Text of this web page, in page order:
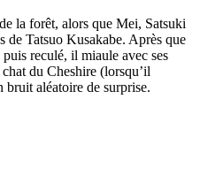
la forêt, alors que Mei, Satsuki
de Tatsuo Kusakabe. Après que
reculé, il miaule avec ses
du Cheshire (lorsqu’il
aléatoire de surprise.